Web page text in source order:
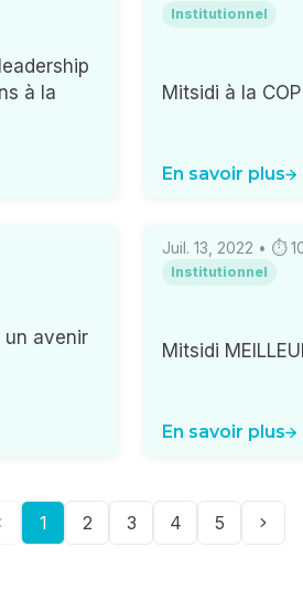
à la
Institutionnel
Mitsidi à la
En savoir plus
un avenir
Juil. 13, 2022 • ⏱
Institutionnel
Mitsidi
En savoir plus
1 2 3 4 5